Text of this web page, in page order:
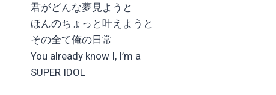
君がどんな夢見ようと
ほんのちょっと叶えようと
その全て俺の日常
You already know I, I’m a
SUPER IDOL